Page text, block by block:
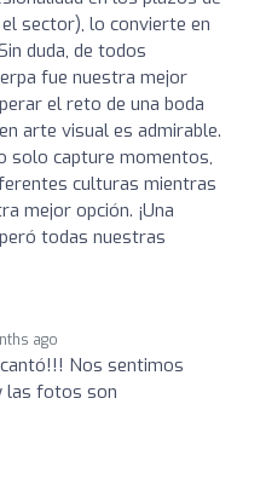
sector), lo convierte en
duda, de todos
fue nuestra mejor
el reto de una boda
arte visual es admirable.
solo capture momentos,
culturas mientras
mejor opción. ¡Una
todas nuestras
ago
Nos sentimos
las fotos son